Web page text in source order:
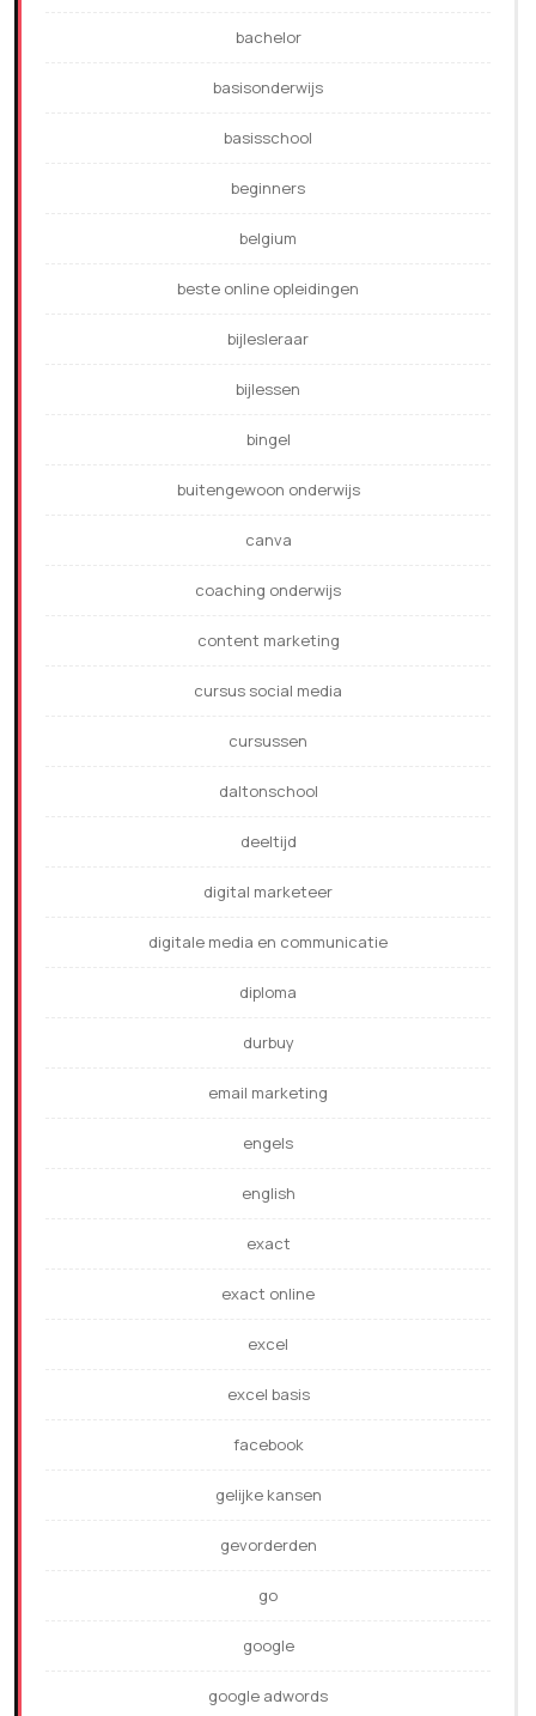
bachelor
basisonderwijs
basisschool
beginners
belgium
beste online opleidingen
bijlesleraar
bijlessen
bingel
buitengewoon onderwijs
canva
coaching onderwijs
content marketing
cursus social media
cursussen
daltonschool
deeltijd
digital marketeer
digitale media en communicatie
diploma
durbuy
email marketing
engels
english
exact
exact online
excel
excel basis
facebook
gelijke kansen
gevorderden
go
google
google adwords